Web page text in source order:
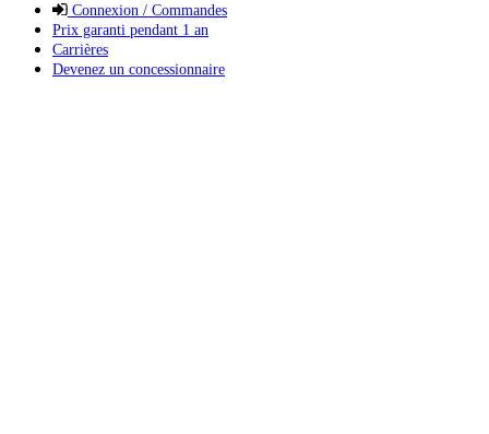
Connexion / Commandes
Prix garanti pendant 1 an
Carrières
Devenez un concessionnaire